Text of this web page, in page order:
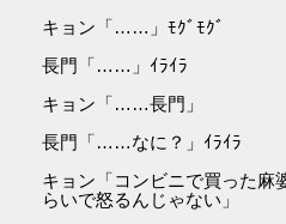
キョン「……」ﾓｸﾞﾓｸﾞ
長門「……」ｲﾗｲﾗ
キョン「……長門」
長門「……なに？」ｲﾗｲﾗ
キョン「コンビニで買った麻
らいで怒るんじゃない」